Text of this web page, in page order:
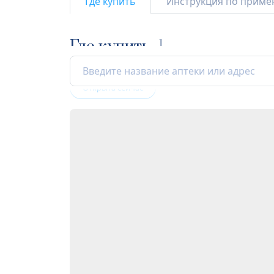
Где купить 1
Открыта сейчас